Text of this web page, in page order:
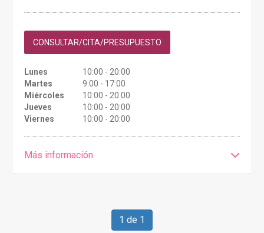
CONSULTAR/CITA/PRESUPUESTO
Lunes
10:00 - 20:00
Martes
9:00 - 17:00
Miércoles
10:00 - 20:00
Jueves
10:00 - 20:00
Viernes
10:00 - 20:00
Más información
1 de 1